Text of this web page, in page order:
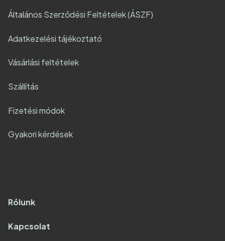
Általános Szerződési Feltételek (ÁSZF)
Adatkezelési tájékoztató
Vásárlási feltételek
Szállítás
Fizetési módok
Gyakori kérdések
Rólunk
Kapcsolat